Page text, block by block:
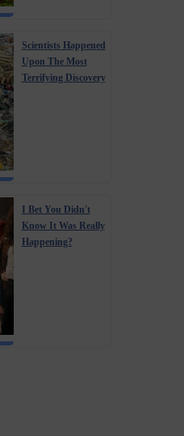
Scientists Happened
Upon The Most
Terrifying Discovery
I Bet You Didn't
Know It Was Really
Happening?